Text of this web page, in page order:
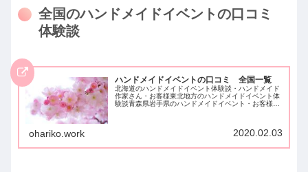
全国のハンドメイドイベントの口コミ
体験談
ハンドメイドイベントの口コミ 全国一覧
北海道のハンドメイドイベント体験談・ハンドメイド
作家さん・お客様東北地方のハンドメイドイベント体
験談青森県岩手県のハンドメイドイベント・お客様宮
ohariko.work 2020.02.03